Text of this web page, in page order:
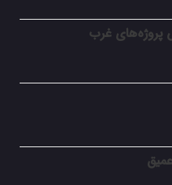
پروژه‌های غرب